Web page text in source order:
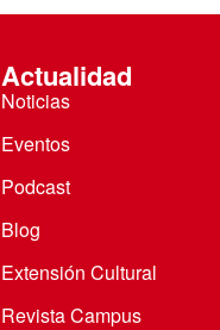
Actualidad
Noticias
Eventos
Podcast
Blog
Extensión Cultural
Revista Campus